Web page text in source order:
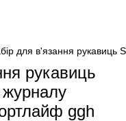
для в'язання рукавиць
рукавиць
ggh